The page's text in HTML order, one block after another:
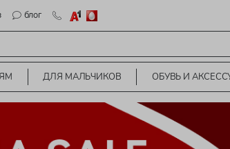
блог
ДЛЯ МАЛЬЧИКОВ ОБУВЬ И